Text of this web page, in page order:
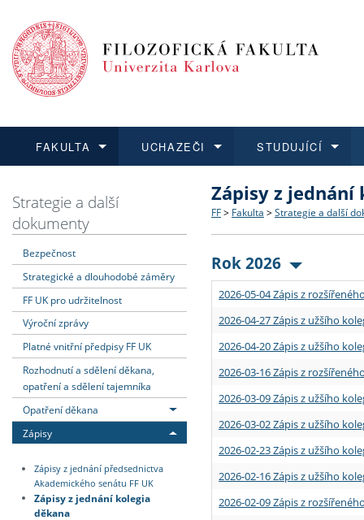
FAKULTA
Dozvědět se více
Struktura a historie
Strategie a další
Podpora a benefity pro
Absolventi fakulty
UCHAZEČI
Podat přihlášku
Co studovat a jak se
Učitelské studijní
Informace k průběhu
STUDUJÍCÍ
Dozvědět se více
Bakalářské a magisterské
Doktorské studium
Rigorózní řízení
Dozvědět se více
O vědě a výzkumu na FF
Akademické kvalifikace
Granty a projekty
Dozvědět se více
Aktuální nabídky a
Vyjíždějící studenti
Přijíždějící studenti
Vyjíždějící zaměstnanci
Strategie a další
dokumenty
Bezpečnost
Strategické a dlouhodobé záměry
FF UK pro udržitelnost
Výroční zprávy
Platné vnitřní předpisy FF UK
Rozhodnutí a sdělení děkana,
opatření a sdělení tajemníka
Opatření děkana
Zápisy
Zápisy z jednání předsednictva
Akademického senátu FF UK
Zápisy z jednání kolegia
děkana
Zápisy z jednání
FF > Fakulta > Strategie a další
Rok 2026
2026-05-04 Zápis z
2026-04-27 Zápis z užšího
2026-04-20 Zápis z užšího
2026-03-16 Zápis z
2026-03-09 Zápis z užšího
2026-03-02 Zápis z užšího
2026-02-23 Zápis z užšího
2026-02-16 Zápis z užšího
2026-02-09 Zápis z